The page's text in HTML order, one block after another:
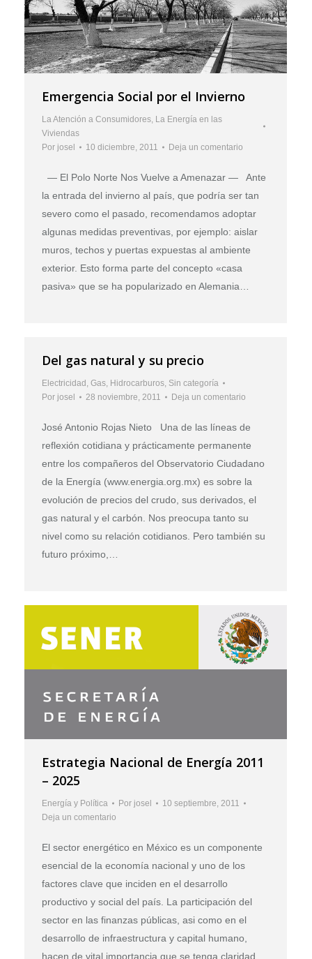
Emergencia Social por el Invierno
La Atención a Consumidores La Energía en las
Viviendas
Por josel 10 diciembre, 2011 Deja un comentario
— El Polo Norte Nos Vuelve a Amenazar — Ante
la entrada del invierno al país, que podría ser tan
severo como el pasado, recomendamos adoptar
algunas medidas preventivas, por ejemplo: aislar
muros, techos y puertas expuestas al ambiente
exterior. Esto forma parte del concepto «casa
pasiva» que se ha popularizado en Alemania…
Del gas natural y su precio
Electricidad , Gas, Hidrocarburos, Sin categoría
Por josel 28 noviembre, 2011 Deja un comentario
José Antonio Rojas Nieto Una de las líneas de
reflexión cotidiana y prácticamente permanente
entre los compañeros del Observatorio Ciudadano
de la Energía (www.energia.org.mx) es sobre la
evolución de precios del crudo, sus derivados, el
gas natural y el carbón. Nos preocupa tanto su
nivel como su relación cotidianos. Pero también su
futuro próximo,…
Estrategia Nacional de Energía 2011
– 2025
Energía y Política Por josel
10 septiembre, 2011
Deja un comentario
El sector energético en México es un componente
esencial de la economía nacional y uno de los
factores clave que inciden en el desarrollo
productivo y social del país. La participación del
sector en las finanzas públicas, asi como en el
desarrollo de infraestructura y capital humano,
hacen de vital importancia que se tenga claridad…